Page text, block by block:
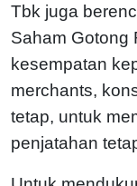
Tbk juga
Saham Gotong
kesempatan
merchants,
tetap, untuk
penjatahan